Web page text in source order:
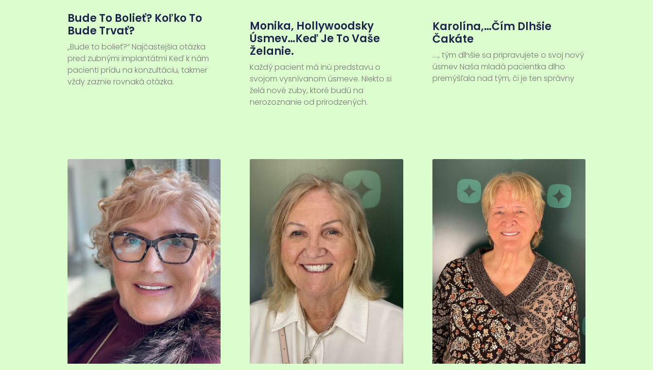
Bude To Bolieť? Koľko To
Bude Trvať?
„Bude to bolieť?“ Najčastejšia otázka
pred zubnými implantátmi Keď k nám
pacienti prídu na konzultáciu, takmer
vždy zaznie rovnaká otázka.
Monika, Hollywoodsky
Úsmev…keď Je To Vaše
Želanie.
Každý pacient má inú predstavu o
svojom vysnívanom úsmeve. Niekto si
želá nové zuby, ktoré budú na
nerozoznanie od prirodzených.
Karolína,…čím Dlhšie
Čakáte
…., tým dlhšie sa pripravujete o svoj nový
úsmev Naša mladá pacientka dlho
premýšľala nad tým, či je ten správny